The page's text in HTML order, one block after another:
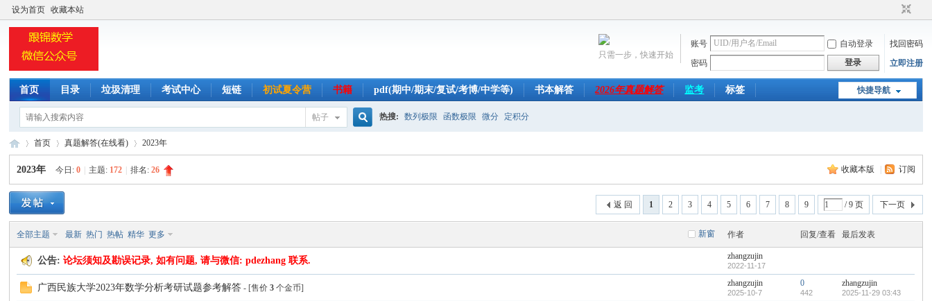
设为首页 收藏本站
账号 自动登录
找回密码
密码
登录 立即注册
只需一步，快速开始
快捷导航
首页 目录 垃圾清理 考试中心 短链 初试夏令营 书籍 pdf(期中/期末/复试/考博/中学等) 书本解答 2026年真题解答 监考 标签
帖子 热搜: 数列极限 函数极限 微分 定积分
»
首页
›
真题解答(在线看) 2023年
收藏本版 订阅
2023年 今日:0 主题: 172 排名:26
1 2 3 4 5 6 7 8 9 / 9 页 下一页
返 回
新窗
全部主题 最新 热门 热帖 精华 更多 作者 回复/查看 最后发表
公告:论坛须知及勘误记录, 如有问题, 请与微信: pdezhang 联系. zhangzujin
2022-11-17
广西民族大学2023年数学分析考研试题参考解答 - [售价3 个金币] zhangzujin
2025-10-7
0
442
zhangzujin
2025-11-29 03:43